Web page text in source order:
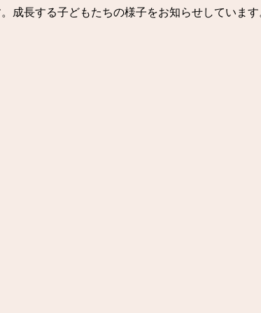
成長する子どもたちの様子をお知らせしています